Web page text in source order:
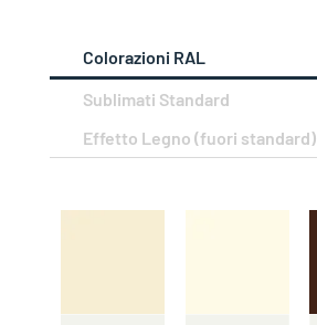
Colorazioni RAL
Sublimati Standard
Effetto Legno (fuori standard)